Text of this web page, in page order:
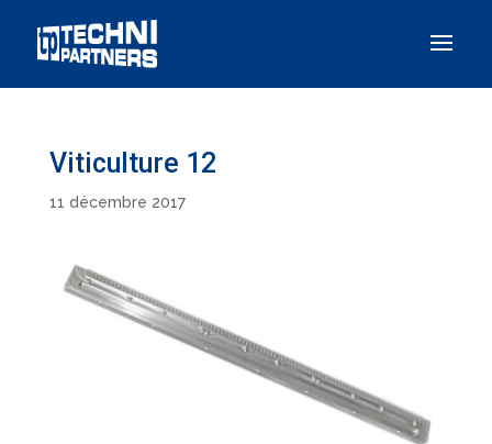
Viticulture 12
11 décembre 2017
Panneau de gestion des cookies